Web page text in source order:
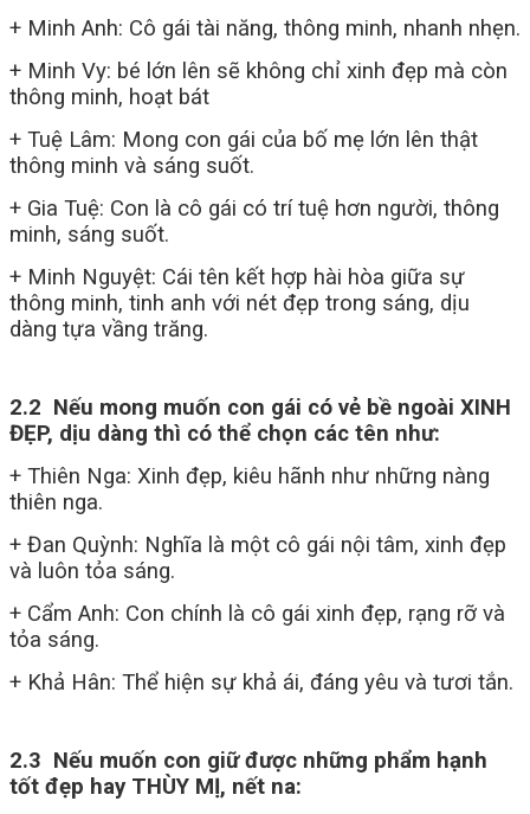
+ Minh Anh: Cô gái tài năng, thông minh, nhanh nhẹn.
+ Minh Vy: bé lớn lên sẽ không chỉ xinh đẹp mà còn
thông minh, hoạt bát
+ Tuệ Lâm: Mong con gái của bố mẹ lớn lên thật
thông minh và sáng suốt.
+ Gia Tuệ: Con là cô gái có trí tuệ hơn người, thông
minh, sáng suốt.
+ Minh Nguyệt: Cái tên kết hợp hài hòa giữa sự
thông minh, tinh anh với nét đẹp trong sáng, dịu
dàng tựa vầng trăng.
2.2 Nếu mong muốn con gái có vẻ bề ngoài XINH
ĐẸP, dịu dàng thì có thể chọn các tên như:
+ Thiên Nga: Xinh đẹp, kiêu hãnh như những nàng
thiên nga.
+ Đan Quỳnh: Nghĩa là một cô gái nội tâm, xinh đẹp
và luôn tỏa sáng.
+ Cẩm Anh: Con chính là cô gái xinh đẹp, rạng rỡ và
tỏa sáng.
+ Khả Hân: Thể hiện sự khả ái, đáng yêu và tươi tắn.
2.3 Nếu muốn con giữ được những phẩm hạnh
tốt đẹp hay THÙY MỊ, nết na: